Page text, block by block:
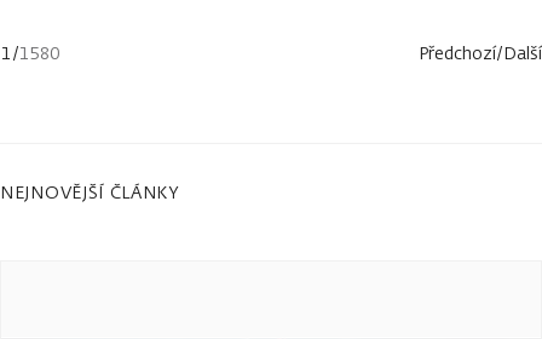
1/1580 Předchozí/Další
NEJNOVĚJŠÍ ČLÁNKY